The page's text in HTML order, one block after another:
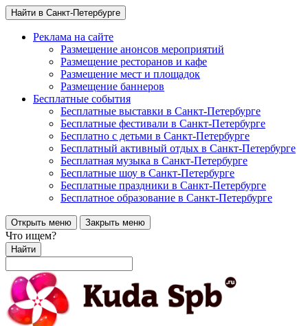
Найти в Санкт-Петербурге
Реклама на сайте
Размещение анонсов мероприятий
Размещение ресторанов и кафе
Размещение мест и площадок
Размещение баннеров
Бесплатные события
Бесплатные выставки в Санкт-Петербурге
Бесплатные фестивали в Санкт-Петербурге
Бесплатно с детьми в Санкт-Петербурге
Бесплатный активный отдых в Санкт-Петербурге
Бесплатная музыка в Санкт-Петербурге
Бесплатные шоу в Санкт-Петербурге
Бесплатные праздники в Санкт-Петербурге
Бесплатное образование в Санкт-Петербурге
Открыть меню Закрыть меню
Что ищем?
Найти